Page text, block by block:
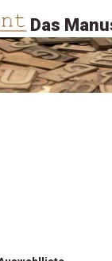
Das